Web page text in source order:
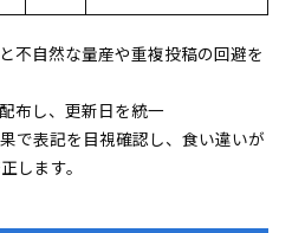
不自然な量産や重複投稿の回避を
布し、更新日を統一
で表記を目視確認し、食い違いが
します。